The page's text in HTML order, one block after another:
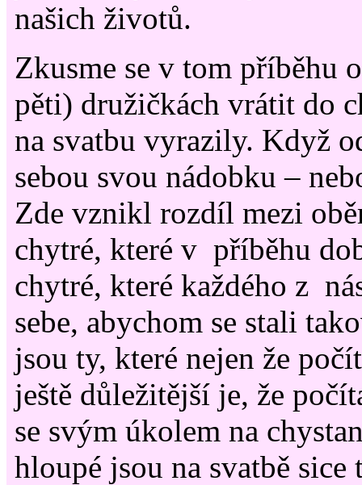
našich životů.
Zkusme se v tom příběhu
pěti) družičkách vrátit do
na svatbu vyrazily. Když
sebou svou nádobku –
Zde vznikl rozdíl mezi
chytré, které v příběhu
chytré, které každého z
sebe, abychom se stali
jsou ty, které nejen že
ještě důležitější je, že
se svým úkolem na
hloupé jsou na svatbě sice